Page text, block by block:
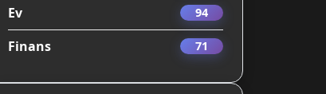
Ev 94
Finans 71